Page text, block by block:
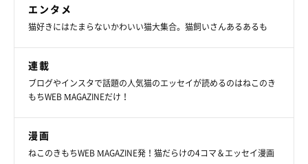
エンタメ
猫好きにはたまらないかわいい猫大集合。猫飼いさんあるあるも
連載
ブログやインスタで話題の人気猫のエッセイが読めるのはねこのき
もちWEB MAGAZINEだけ！
漫画
ねこのきもちWEB MAGAZINE発！猫だらけの4コマ＆エッセイ漫画